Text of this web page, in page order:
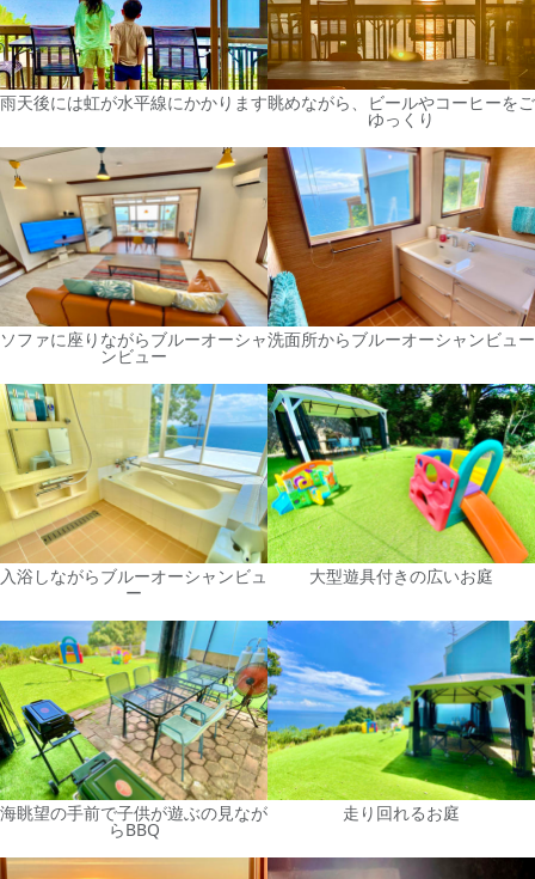
雨天後には虹が水平線にかかります眺めながら、ビールやコーヒーをご
ゆっくり
ソファに座りながらブルーオーシャ
ンビュー
洗面所からブルーオーシャンビュー
入浴しながらブルーオーシャンビュ
ー
大型遊具付きの広いお庭
海眺望の手前で子供が遊ぶの見なが
らBBQ
走り回れるお庭